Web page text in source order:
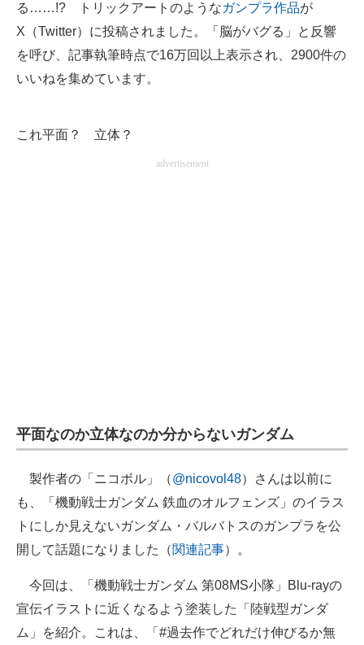
スマホと通信の最新トレンド
進化するPCとデバイスの未来
ビジネスと働き方のヒント
モノづくり技術者専門サイト
エレクトロニクス専門サイト
電子設計の基本と応用
エネルギーの専門メディア
建設×テクノロジーの最前線
ちょっと気になるネットの話題
る……!? トリックアートのようなガンプラ作品が
X（Twitter）に投稿されました。「脳がバグる」と反響
を呼び、記事執筆時点で16万回以上表示され、2900件の
いいねを集めています。
これ平面？ 立体？
advertisement
平面なのか立体なのか分からないガンダム
製作者の「ニコボル」（@nicovol48）さんは以前に
も、「機動戦士ガンダム 鉄血のオルフェンズ」のイラス
トにしか見えないガンダム・バルバトスのガンプラを公
開して話題になりました（関連記事）。
今回は、「機動戦士ガンダム 第08MS小隊」Blu-rayの
宣伝イラストに近くなるよう塗装した「陸戦型ガンダ
ム」を紹介。これは、「#過去作でどれだけ伸びるか無